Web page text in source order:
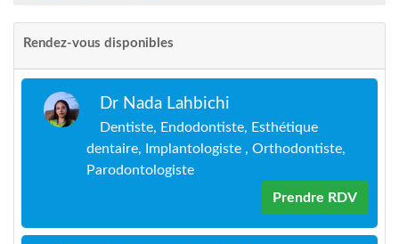
Rendez-vous disponibles
Dr Nada Lahbichi
Dentiste, Endodontiste, Esthétique
dentaire, Implantologiste , Orthodontiste,
Parodontologiste
Prendre RDV